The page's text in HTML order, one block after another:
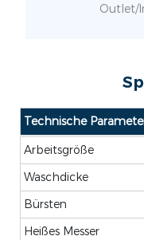
Outlet/
Technische
Arbeitsgröße
Waschdicke
Bürsten
Heißes Messer